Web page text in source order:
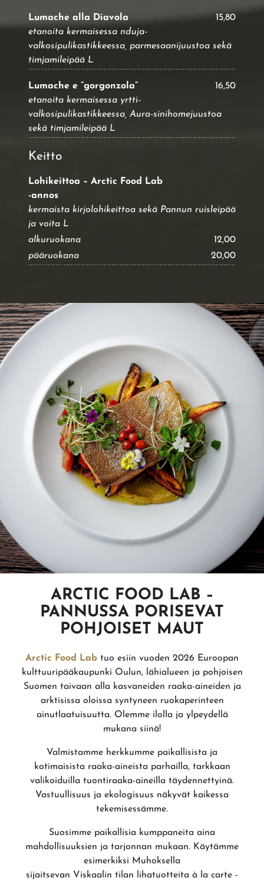
Lumache alla Diavola
15,80
etanoita kermaisessa nduja-
valkosipulikastikkeessa, parmesaanijuustoa sekä
timjamileipää L
Lumache e ”gorgonzola”
16,50
etanoita kermaisessa yrtti-
valkosipulikastikkeessa, Aura-sinihomejuustoa
sekä timjamileipää L
Keitto
Lohikeittoa – Arctic Food Lab
-annos
kermaista kirjolohikeittoa sekä Pannun ruisleipää
ja voita L
alkuruokana
12,00
pääruokana
20,00
ARCTIC FOOD LAB –
PANNUSSA PORISEVAT
POHJOISET MAUT
Arctic Food Lab tuo esiin vuoden 2026 Euroopan
kulttuuripääkaupunki Oulun, lähialueen ja pohjoisen
Suomen taivaan alla kasvaneiden raaka-aineiden ja
arktisissa oloissa syntyneen ruokaperinteen
ainutlaatuisuutta. Olemme ilolla ja ylpeydellä
mukana siinä!
Valmistamme herkkumme paikallisista ja
kotimaisista raaka-aineista parhailla, tarkkaan
valikoiduilla tuontiraaka-aineilla täydennettyinä.
Vastuullisuus ja ekologisuus näkyvät kaikessa
tekemisessämme.
Suosimme paikallisia kumppaneita aina
mahdollisuuksien ja tarjonnan mukaan. Käytämme
esimerkiksi Muhoksella
sijaitsevan Viskaalin tilan lihatuotteita à la carte -